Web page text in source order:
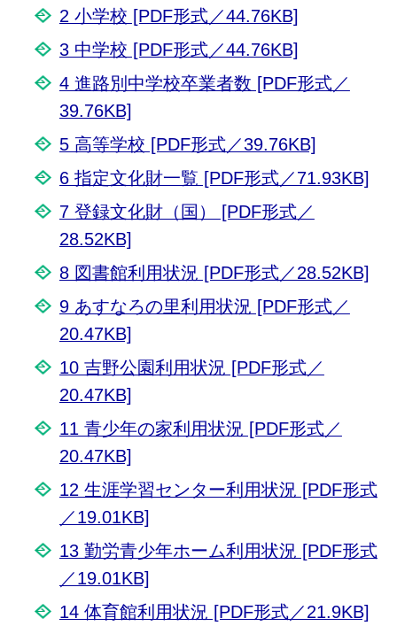
2 小学校 [PDF形式／44.76KB]
3 中学校 [PDF形式／44.76KB]
4 進路別中学校卒業者数 [PDF形式／
39.76KB]
5 高等学校 [PDF形式／39.76KB]
6 指定文化財一覧 [PDF形式／71.93KB]
7 登録文化財（国） [PDF形式／
28.52KB]
8 図書館利用状況 [PDF形式／28.52KB]
9 あすなろの里利用状況 [PDF形式／
20.47KB]
10 吉野公園利用状況 [PDF形式／
20.47KB]
11 青少年の家利用状況 [PDF形式／
20.47KB]
12 生涯学習センター利用状況 [PDF形式
／19.01KB]
13 勤労青少年ホーム利用状況 [PDF形式
／19.01KB]
14 体育館利用状況 [PDF形式／21.9KB]